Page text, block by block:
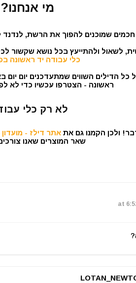
מי אנחנו?
חכמים שמוכנים להפוך את הרשת,
לשאול ולהתייעץ בכל נושא שקשור
כלי עבודה יד ראשונה
כל הדילים השווים שמתעדכנים יום
ראשונה - הצטרפו עכשיו כדי לא
לא רק כלי
ולכן הקמנו גם את אתר דילז -
שאר המוצרים שאנו צורכים